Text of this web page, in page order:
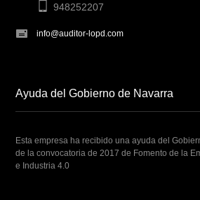
948252207
info@auditor-lopd.com
Ayuda del Gobierno de Navarra
Esta empresa ha recibido una ayuda del
de la convocatoria de 2017 de Fomento de la
e Industria 4.0